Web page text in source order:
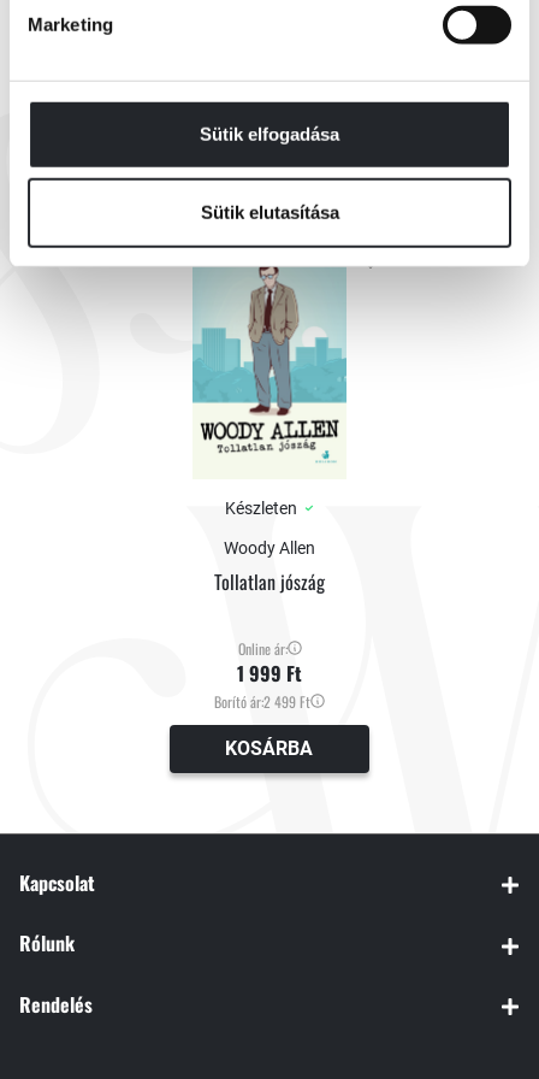
Marketing
Sütik elfogadása
Sütik elutasítása
EZEK IS ÉRDEKELHETNEK
Készleten
Woody Allen
Tollatlan jószág
Online ár:
1 999 Ft
Borító ár:2 499 Ft
KOSÁRBA
Kapcsolat
Rólunk
Rendelés